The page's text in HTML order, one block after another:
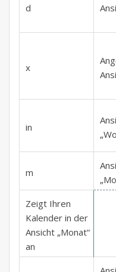
d
x
in
m
Zeigt Ihren
Kalender in der
Ansicht „Monat“
an